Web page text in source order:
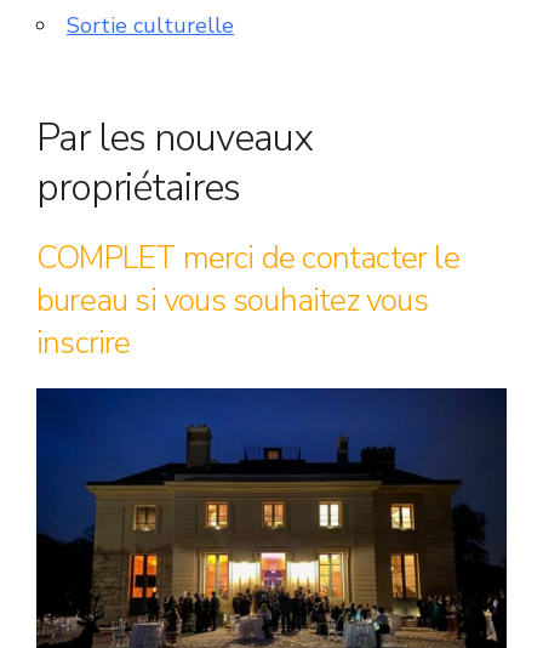
Sortie culturelle
Par les nouveaux
propriétaires
COMPLET merci de contacter le
bureau si vous souhaitez vous
inscrire